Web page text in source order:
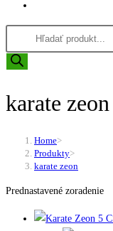
website
search
Products
search
karate zeon
Home>
Produkty>
karate zeon
Prednastavené zoradenie